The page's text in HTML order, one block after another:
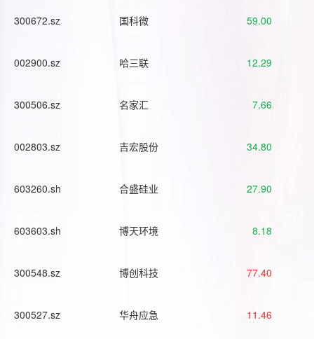
300672.sz 国科微 59.00
002900.sz 哈三联 12.29
300506.sz 名家汇 7.66
002803.sz 吉宏股份 34.80
603260.sh 合盛硅业 27.90
603603.sh 博天环境 8.18
300548.sz 博创科技 77.40
300527.sz 华舟应急 11.46